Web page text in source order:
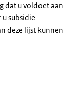
dat u voldoet aan
subsidie
deze lijst kunnen